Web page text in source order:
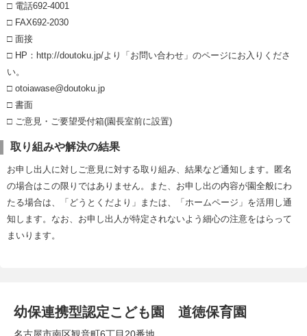
□ 電話692-4001
□ FAX692-2030
□ 面接
□ HP：http://doutoku.jp/より「お問い合わせ」のページにお入りくださ
い。
□ otoiawase@doutoku.jp
□ 書面
□ ご意見・ご要望受付箱(園長室前に設置)
取り組みや解決の結果
お申し出人に対しご意見に対する取り組み、結果など通知します。匿名
の場合はこの限りではありません。また、お申し出の内容が園全般にわ
たる場合は、「どうとくだより」または、「ホームページ」を活用し通
知します。なお、お申し出人が特定されないよう細心の注意をはらって
まいります。
幼保連携型認定こども園 道徳保育園